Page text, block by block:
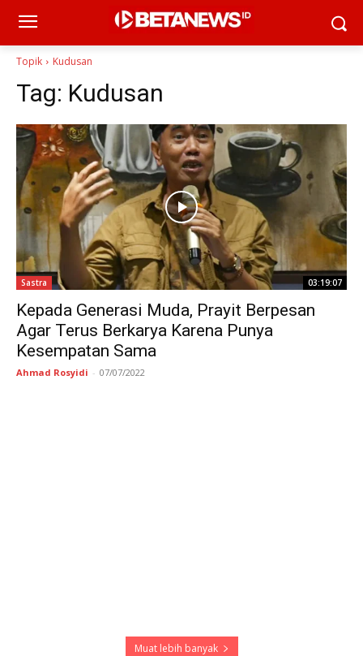
Topik Kudusan
Tag: Kudusan
Sastra 03:19:07
Kepada Generasi Muda, Prayit Berpesan
Agar Terus Berkarya Karena Punya
Kesempatan Sama
Ahmad Rosyidi - 07/07/2022
Muat lebih banyak